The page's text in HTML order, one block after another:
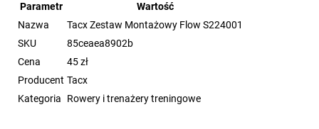
Parametr
Wartość
Nazwa
Tacx Zestaw Montażowy Flow S224001
SKU
85ceaea8902b
Cena
45 zł
Producent Tacx
Kategoria
Rowery i trenażery treningowe